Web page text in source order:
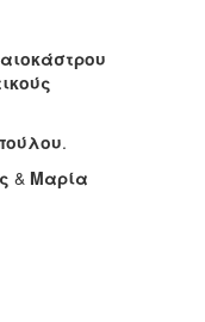
.
& Μαρία